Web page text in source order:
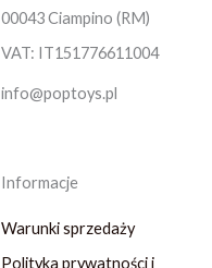
00043 Ciampino (RM)
VAT: IT151776611004
info@poptoys.pl
Informacje
Warunki sprzedaży
Polityka prywatności i